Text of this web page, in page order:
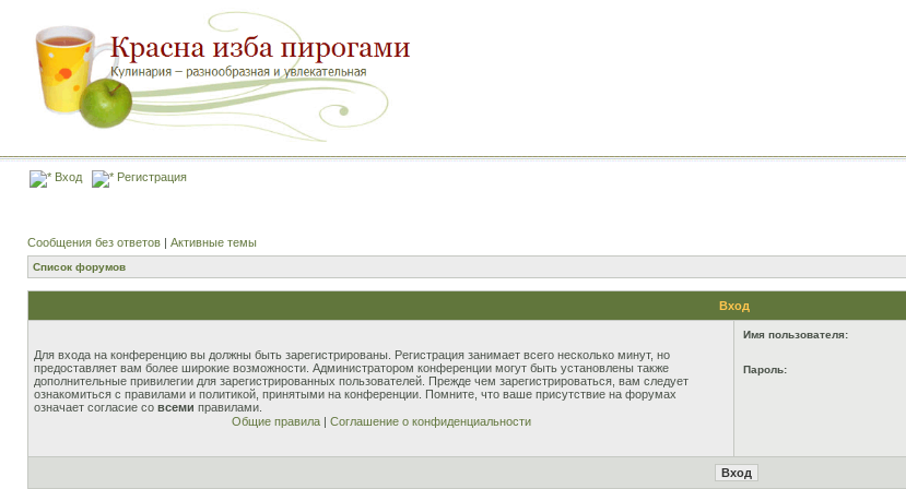
Вход Регистрация
Сообщения без ответов | Активные темы
Список форумов
Вход
Для входа на конференцию вы должны быть зарегистрированы. Регистрация занимает всего несколько минут, но
предоставляет вам более широкие возможности. Администратором конференции могут быть установлены также
дополнительные привилегии для зарегистрированных пользователей. Прежде чем зарегистрироваться, вам следует
ознакомиться с правилами и политикой, принятыми на конференции. Помните, что ваше присутствие на форумах
означает согласие со всеми правилами.
Общие правила| Соглашение о конфиденциальности
Имя пользователя:
Пароль: